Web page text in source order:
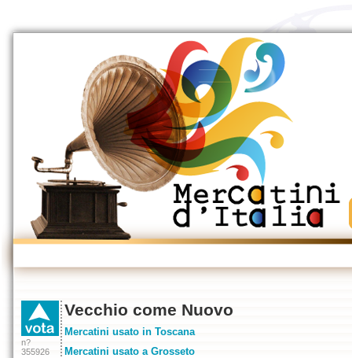
n?
355926
Vecchio come Nuovo
Mercatini usato in Toscana
Mercatini usato a Grosseto